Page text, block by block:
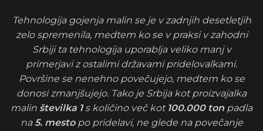
Tehnologija gojenja malin se je v zadnjih desetletjih
zelo spremenila, medtem ko se v praksi v zahodni
Srbiji ta tehnologija uporablja veliko manj v
primerjavi z ostalimi državami pridelovalkami.
Površine se nenehno povečujejo, medtem ko se
donosi zmanjšujejo. Tako je Srbija kot proizvajalka
malin številka 1s količino več kot 100.000 ton padla
na5. mestopo pridelavi, ne glede na povečanje